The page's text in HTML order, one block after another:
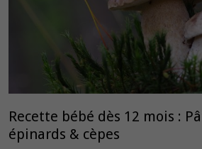
Recette bébé dès 12 mois :
épinards & cèpes